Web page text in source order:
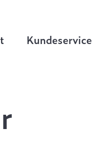
Kundeservice